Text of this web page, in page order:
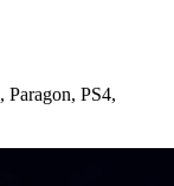
, Paragon, PS4,